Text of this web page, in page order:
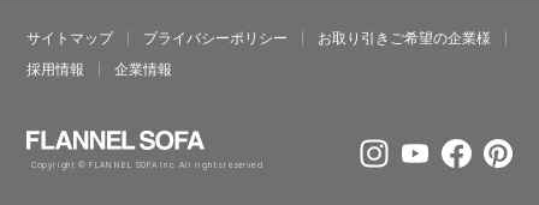
サイトマップ プライバシーポリシー
お取り引きご希望の企業様
採⽤情報
企業情報
Copyright © FLANNEL SOFA Inc. All rights reserved